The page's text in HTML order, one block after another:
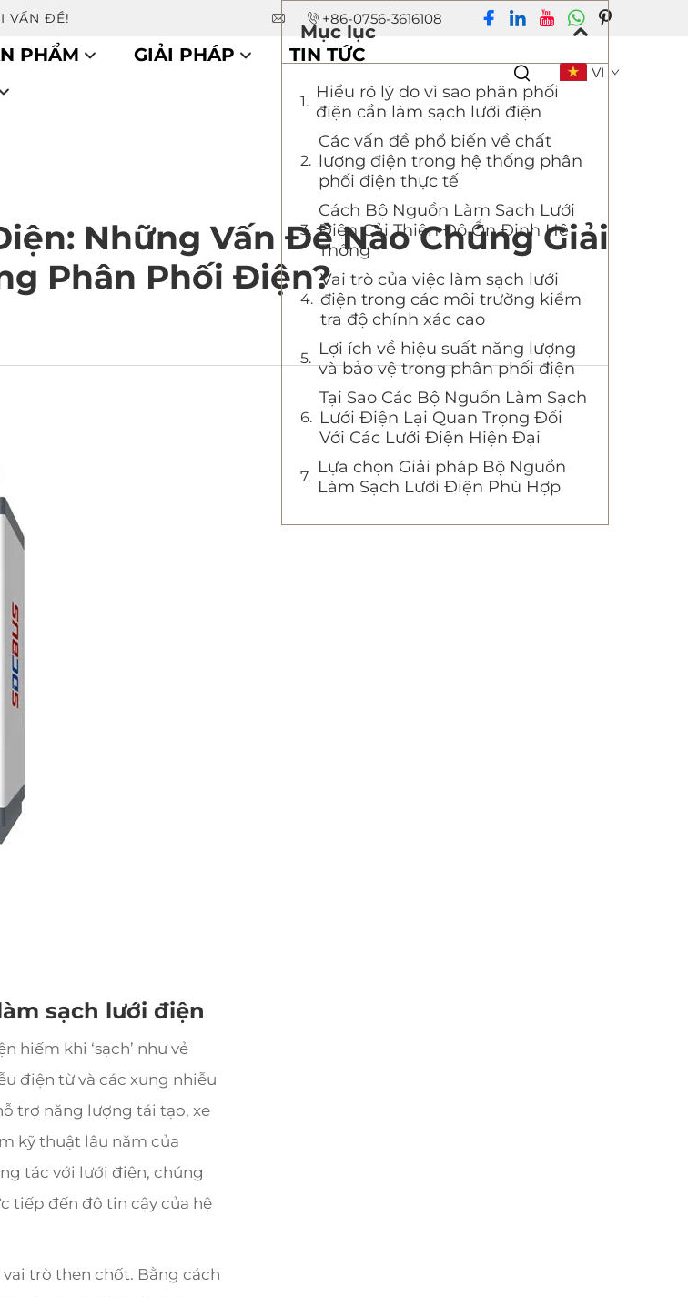
VẤN ĐỀ! +86-0756-3616108
PHẨM GIẢI PHÁP
TIN TỨC
VI
Những Vấn Đề Nào Chúng Giải
Phân Phối Điện?
sạch lưới điện
hiếm khi ‘sạch’ như vẻ
điện từ và các xung nhiễu
trợ năng lượng tái tạo, xe
kỹ thuật lâu năm của
tác với lưới điện, chúng
tiếp đến độ tin cậy của hệ
trò then chốt. Bằng cách
Mục lục
Hiểu rõ lý do vì sao phân phối
điện cần làm sạch lưới điện
Các vấn đề phổ biến về chất
lượng điện trong hệ thống phân
phối điện thực tế
Cách Bộ Nguồn Làm Sạch Lưới
Điện Cải Thiện Độ Ổn Định Hệ
Thống
Vai trò của việc làm sạch lưới
điện trong các môi trường kiểm
tra độ chính xác cao
Lợi ích về hiệu suất năng lượng
và bảo vệ trong phân phối điện
Tại Sao Các Bộ Nguồn Làm Sạch
Lưới Điện Lại Quan Trọng Đối
Với Các Lưới Điện Hiện Đại
Lựa chọn Giải pháp Bộ Nguồn
Làm Sạch Lưới Điện Phù Hợp